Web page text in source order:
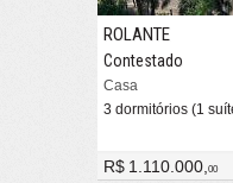
ROLANTE
Contestado
Casa
3 dormitórios (1
R$ 1.110.000, 00